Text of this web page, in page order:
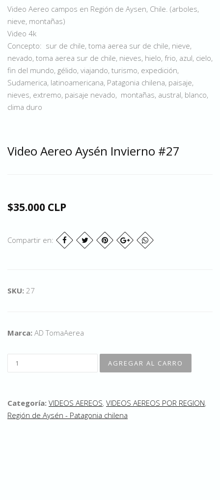
Video Aereo campos en Región de Aysen, Chile. (arboles,
nieve, montañas)
Video 4k
Concepto: sur de chile, toma aerea sur de chile, nieve,
nevado, toma aerea sur de chile, nieves, hielo, frio, azul, cielo,
fin del mundo, gélido, viajando, turismo, expedición,
Sudamerica, latinoamericana, Patagonia chilena, paisaje,
nieves, extremo, paisaje nevado, montañas, austral, blanco,
clima duro
Video Aereo Aysén Invierno #27
$35.000 CLP
Compartir en:
SKU: 27
Marca: AD TomaAerea
Categoría: VIDEOS AEREOS, VIDEOS AEREOS POR REGION,
Región de Aysén - Patagonia chilena